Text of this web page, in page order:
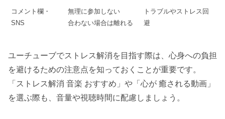
コメント欄・
SNS
無理に参加しない
合わない場合は離れる
トラブルやストレス回
避
ユーチューブでストレス解消を目指す際は、心身への負担
を避けるための注意点を知っておくことが重要です。
「ストレス解消 音楽 おすすめ」や「心が 癒される動画」
を選ぶ際も、音量や視聴時間に配慮しましょう。